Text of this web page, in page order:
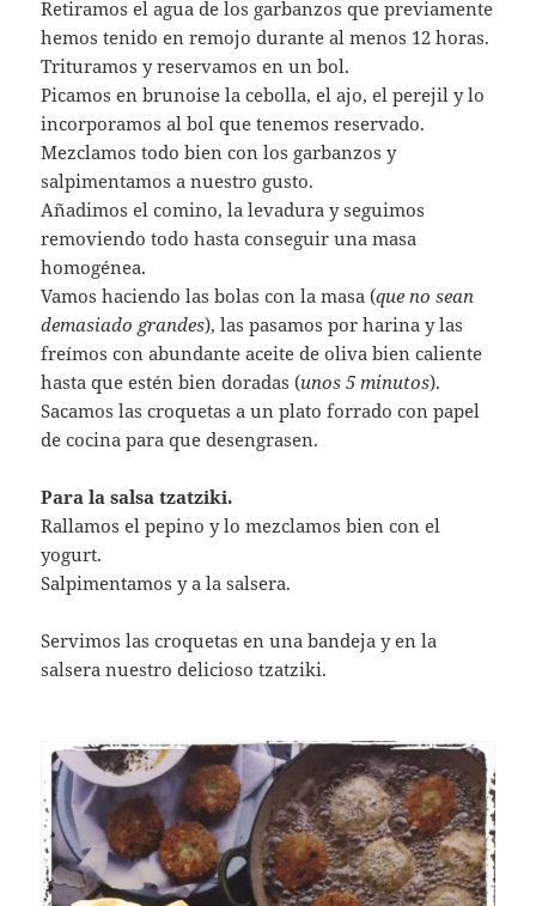
Retiramos el agua de los garbanzos que previamente
hemos tenido en remojo durante al menos 12 horas.
Trituramos y reservamos en un bol.
Picamos en brunoise la cebolla, el ajo, el perejil y lo
incorporamos al bol que tenemos reservado.
Mezclamos todo bien con los garbanzos y
salpimentamos a nuestro gusto.
Añadimos el comino, la levadura y seguimos
removiendo todo hasta conseguir una masa
homogénea.
Vamos haciendo las bolas con la masa (que no sean
demasiado grandes), las pasamos por harina y las
freímos con abundante aceite de oliva bien caliente
hasta que estén bien doradas (unos 5 minutos).
Sacamos las croquetas a un plato forrado con papel
de cocina para que desengrasen.
Para la salsa tzatziki.
Rallamos el pepino y lo mezclamos bien con el
yogurt.
Salpimentamos y a la salsera.
Servimos las croquetas en una bandeja y en la
salsera nuestro delicioso tzatziki.